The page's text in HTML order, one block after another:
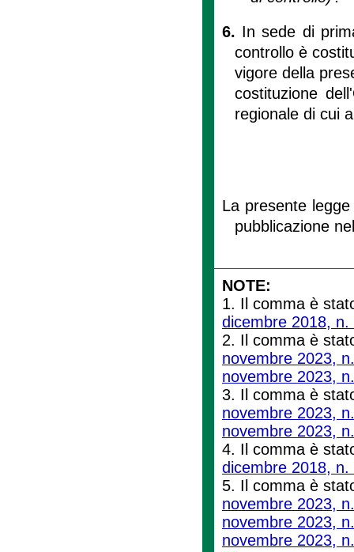
6. In sede di
controllo è
vigore della
costituzione
regionale di cui
La presente
pubblicazione
NOTE:
1. Il comma è
dicembre 2018, n.
2. Il comma è
novembre 2023,
novembre 2023,
3. Il comma è
novembre 2023,
novembre 2023,
4. Il comma è
dicembre 2018, n.
5. Il comma è
novembre 2023,
novembre 2023,
novembre 2023,